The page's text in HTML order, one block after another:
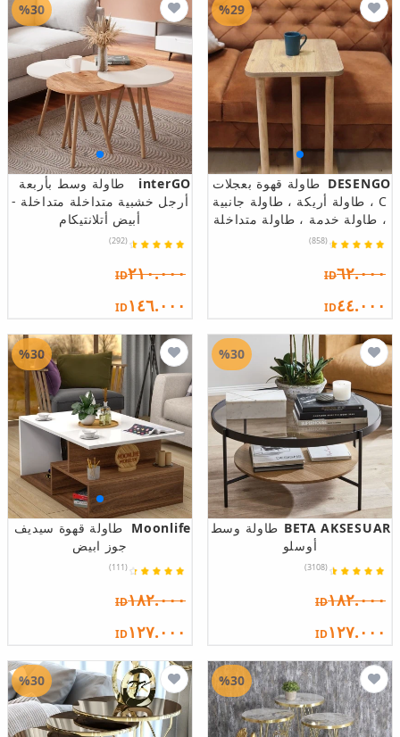
DESENGO طاولة قهوة بعجلات
C ، طاولة أريكة ، طاولة جانبية
، طاولة خدمة ، طاولة متداخلة
(858)
ID٦٢.٠٠٠
ID٤٤.٠٠٠
%29
interGO
طاولة وسط بأربعة
أرجل خشبية متداخلة متداخلة -
أبيض أتلانتيكام
(292)
ID٢١٠.٠٠٠
ID١٤٦.٠٠٠
%30
BETA AKSESUAR طاولة وسط
أوسلو
(3108)
ID١٨٢.٠٠٠
ID١٢٧.٠٠٠
%30
Moonlife طاولة قهوة سيديف
جوز ابيض
(111)
ID١٨٢.٠٠٠
ID١٢٧.٠٠٠
%30
%30
%30